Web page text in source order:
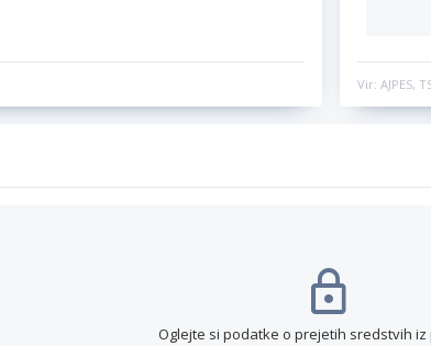
Vir: AJPES,
Oglejte si podatke o prejetih sredstvih iz